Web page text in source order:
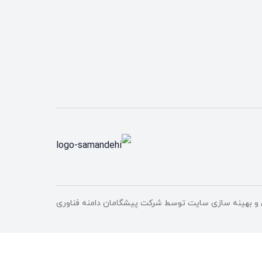
و بهینه سازی سایت توسط شرکت پیشگامان دامنه فناوری